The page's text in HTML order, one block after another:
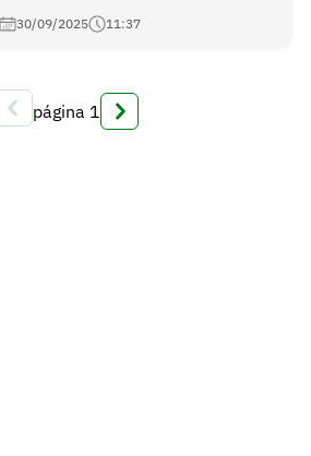
30/09/2025 11:37
página 1